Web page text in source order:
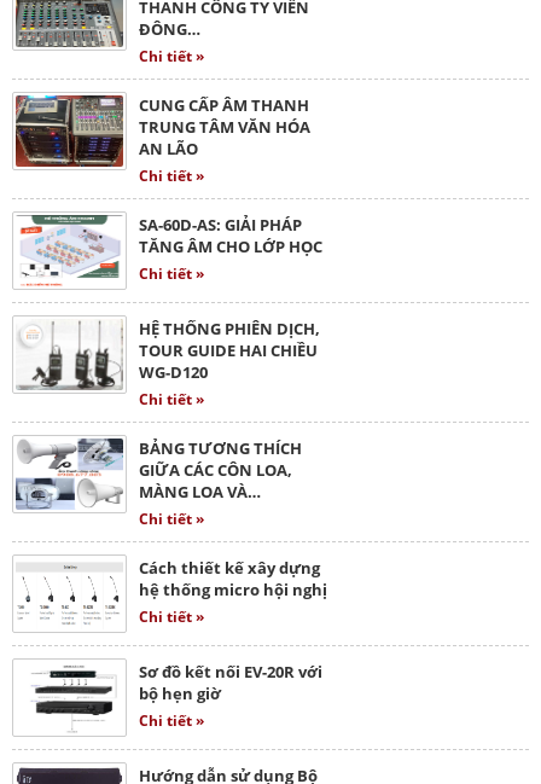
THANH CÔNG TY VIỄN
ĐÔNG…
Chi tiết »
CUNG CẤP ÂM THANH
TRUNG TÂM VĂN HÓA
AN LÃO
Chi tiết »
SA-60D-AS: GIẢI PHÁP
TĂNG ÂM CHO LỚP HỌC
Chi tiết »
HỆ THỐNG PHIÊN DỊCH,
TOUR GUIDE HAI CHIỀU
WG-D120
Chi tiết »
BẢNG TƯƠNG THÍCH
GIỮA CÁC CÔN LOA,
MÀNG LOA VÀ…
Chi tiết »
Cách thiết kế xây dựng
hệ thống micro hội nghị
Chi tiết »
Sơ đồ kết nối EV-20R với
bộ hẹn giờ
Chi tiết »
Hướng dẫn sử dụng Bộ